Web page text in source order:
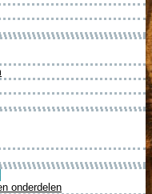
onderdelen